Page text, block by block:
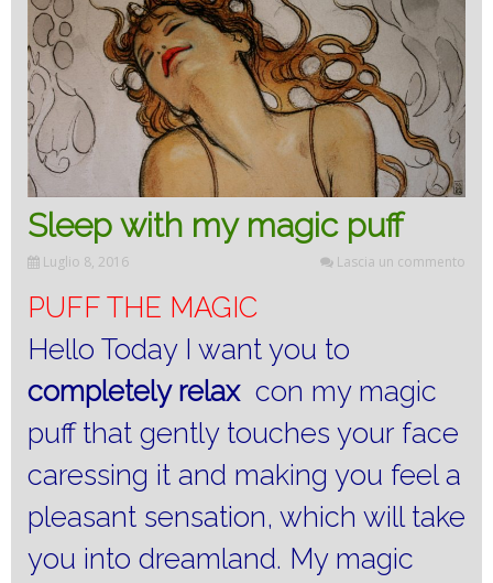
Sleep with my magic puff
Luglio 8, 2016 Lascia un commento
PUFF THE MAGIC
Hello Today I want you to
completely relax con my magic
puff that gently touches your face
caressing it and making you feel a
pleasant sensation, which will take
you into dreamland. My magic